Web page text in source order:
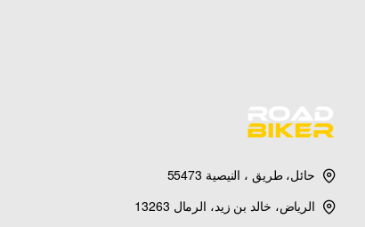
حائل، طريق ، النيصية 55473
الرياض، خالد بن زيد، الرمال 13263